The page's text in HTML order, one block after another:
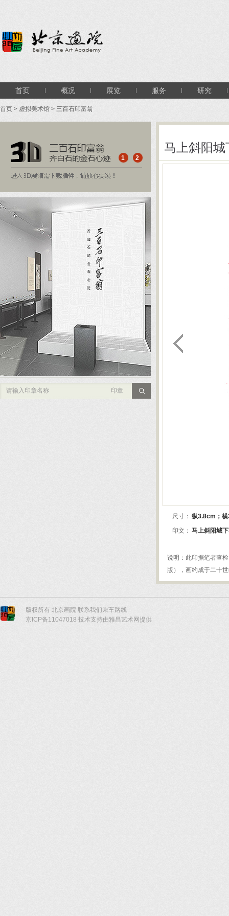
首页 概况 展览 服务 研究
首页 > 虚拟美术馆 > 三百石印富翁
1 2
版权所有 北京画院 联系我们乘车路线
京ICP备11047018 技术支持由雅昌艺术网提供